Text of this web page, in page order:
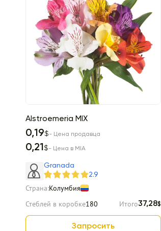
Alstroemeria MIX
0,19$- Цена продавца
0,21$- Цена в MIA
Granada
2.9
Страна:Колумбия
Стеблей в коробке180 Итого37,28$
Запросить